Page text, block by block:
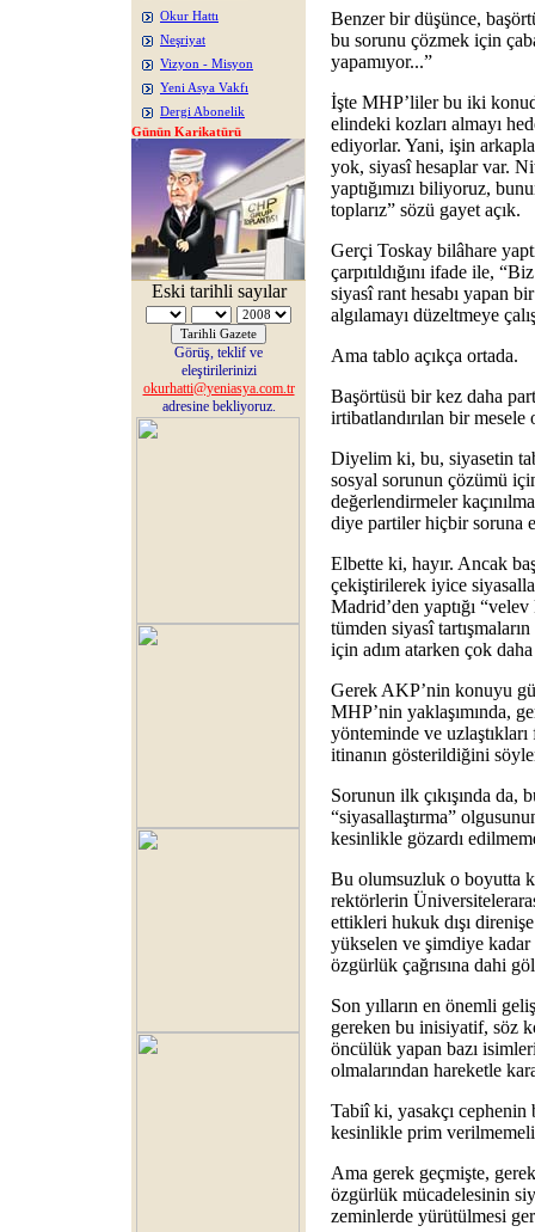
Okur Hattı
Neşriyat
Vizyon - Misyon
Yeni Asya Vakfı
Dergi Abonelik
Günün Karikatürü
Eski tarihli sayılar
Görüş, teklif ve
eleştirilerinizi
okurhatti@yeniasya.com.tr
adresine bekliyoruz.
Benzer bir düşünce,
bu sorunu çözmek için
yapamıyor...”
İşte MHP’liler bu iki
elindeki kozları almayı
ediyorlar. Yani, işin
yok, siyasî hesaplar var.
yaptığımızı biliyoruz,
toplarız” sözü gayet açık.
Gerçi Toskay bilâhare
çarpıtıldığını ifade ile,
siyasî rant hesabı yapan
algılamayı düzeltmeye
Ama tablo açıkça ortada.
Başörtüsü bir kez daha
irtibatlandırılan bir
Diyelim ki, bu, siyasetin
sosyal sorunun çözümü
değerlendirmeler
diye partiler hiçbir soruna
Elbette ki, hayır. Ancak
çekiştirilerek iyice
Madrid’den yaptığı
tümden siyasî
için adım atarken çok
Gerek AKP’nin konuyu
MHP’nin yaklaşımında,
yönteminde ve
itinanın gösterildiğini
Sorunun ilk çıkışında da,
“siyasallaştırma”
kesinlikle gözardı
Bu olumsuzluk o boyutta
rektörlerin
ettikleri hukuk dışı
yükselen ve şimdiye
özgürlük çağrısına dahi
Son yılların en önemli
gereken bu inisiyatif, söz
öncülük yapan bazı
olmalarından hareketle
Tabiî ki, yasakçı cephenin
kesinlikle prim
Ama gerek geçmişte,
özgürlük mücadelesinin
zeminlerde yürütülmesi